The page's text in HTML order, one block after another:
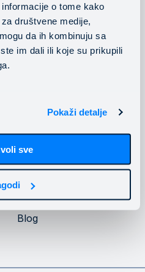
o tome kako
društvene medije,
da ih kombinuju sa
im dali ili koje su prikupili
Pokaži detalje
sve
Konsalting usluge
O Mainstream-u
Upoznajte Mainstream
infrastrukturu
Naši klijenti
Karijera
Blog